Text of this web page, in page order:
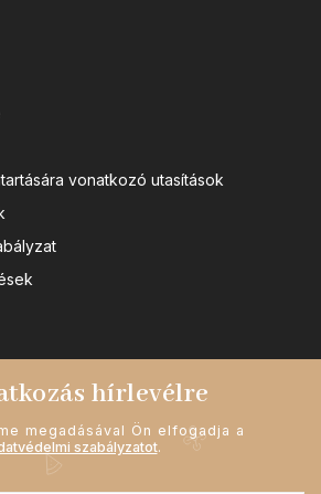
vonatkozó utasítások
hírlevélre
megadásával Ön elfogadja a
szabályzatot.